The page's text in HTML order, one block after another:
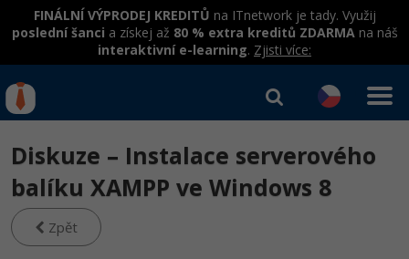
FINÁLNÍ VÝPRODEJ KREDITŮ na ITnetwork je tady. Využij
poslední šanci a získej až 80 % extra kreditů ZDARMAna náš
interaktivní e-learning. Zjisti více:
hrazené úřadem práce
Workshopy zdarma
Kurzy IT profesí
Junior programátor
Přihlásit se| Registrovat
Diskuze – Instalace serverového
balíku XAMPP ve Windows 8
Zpět